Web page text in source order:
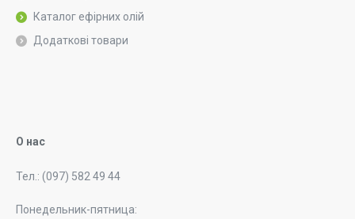
Каталог ефірних олій
Додаткові товари
О нас
Тел.: (097) 582 49 44
Понедельник-пятница: